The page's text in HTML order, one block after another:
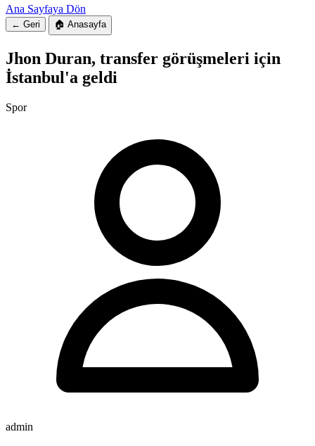
Ana Sayfaya Dön
← Geri 🏠 Anasayfa
Jhon Duran, transfer görüşmeleri için
İstanbul'a geldi
Spor
admin